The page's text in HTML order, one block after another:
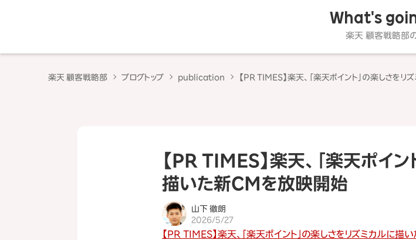
What's
楽天 顧客戦略部の
楽天 顧客戦略部 ブログトップ publication 【PR TIMES】楽天、「楽天ポイント」の楽しさを
【PR TIMES】楽天、「楽天ポイ
描いた新CMを放映開始
山下 徹朗
2026/5/27
【PR TIMES】楽天、「楽天ポイント」の楽しさをリズミカルに描